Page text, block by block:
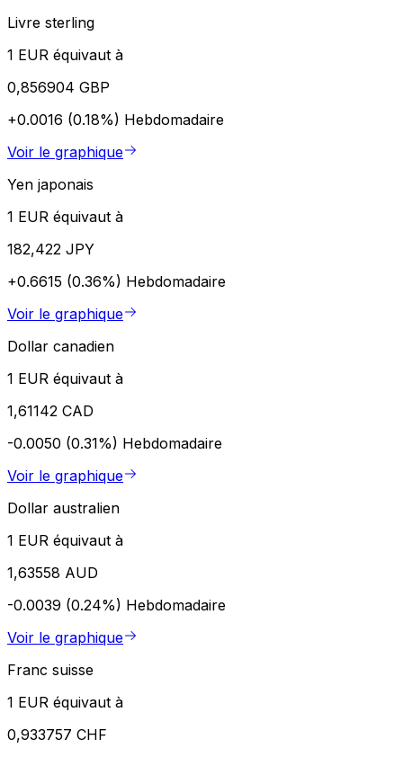
Livre sterling
1 EUR équivaut à
0,856904 GBP
+0.0016 (0.18%) Hebdomadaire
Voir le graphique
Yen japonais
1 EUR équivaut à
182,422 JPY
+0.6615 (0.36%) Hebdomadaire
Voir le graphique
Dollar canadien
1 EUR équivaut à
1,61142 CAD
-0.0050 (0.31%) Hebdomadaire
Voir le graphique
Dollar australien
1 EUR équivaut à
1,63558 AUD
-0.0039 (0.24%) Hebdomadaire
Voir le graphique
Franc suisse
1 EUR équivaut à
0,933757 CHF